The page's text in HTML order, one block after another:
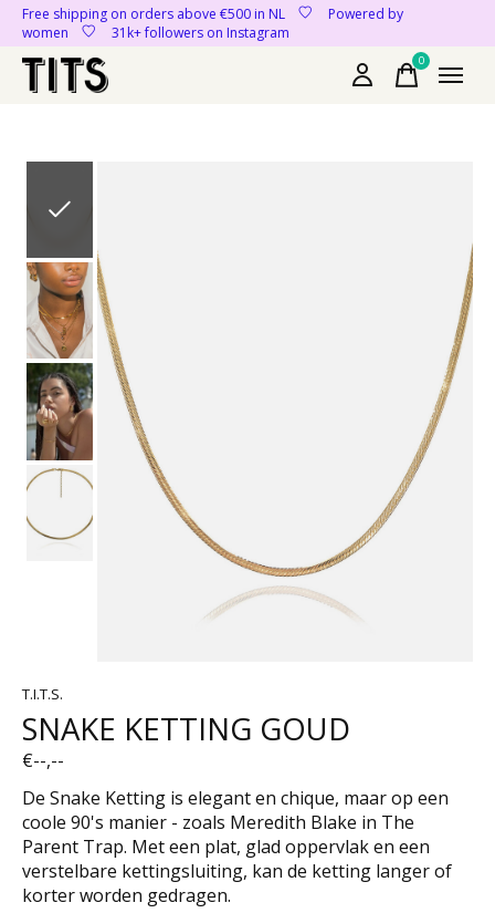
Free shipping on orders above €500 in NL
Powered by
women
31k+ followers on Instagram
0items
T.I.T.S.
SNAKE KETTING GOUD
€--,--
De Snake Ketting is elegant en chique, maar op een
coole 90's manier - zoals Meredith Blake in The
Parent Trap. Met een plat, glad oppervlak en een
verstelbare kettingsluiting, kan de ketting langer of
korter worden gedragen.